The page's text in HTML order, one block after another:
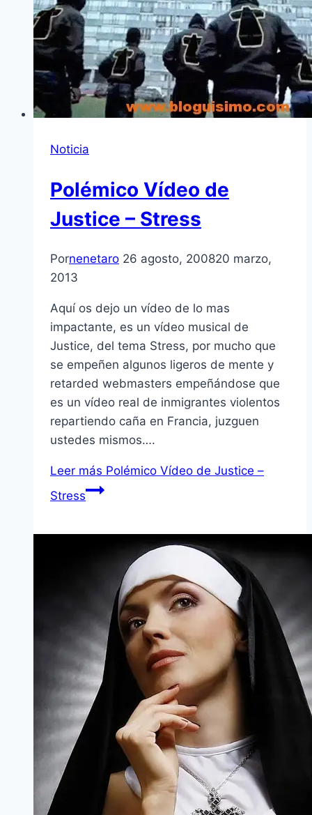
Noticia
Polémico Ví­deo de
Justice – Stress
Pornenetaro 26 agosto, 200820 marzo,
2013
Aquí­ os dejo un ví­deo de lo mas
impactante, es un ví­deo musical de
Justice, del tema Stress, por mucho que
se empeñen algunos ligeros de mente y
retarded webmasters empeñándose que
es un ví­deo real de inmigrantes violentos
repartiendo caña en Francia, juzguen
ustedes mismos….
Leer más Polémico Ví­deo de Justice –
Stress